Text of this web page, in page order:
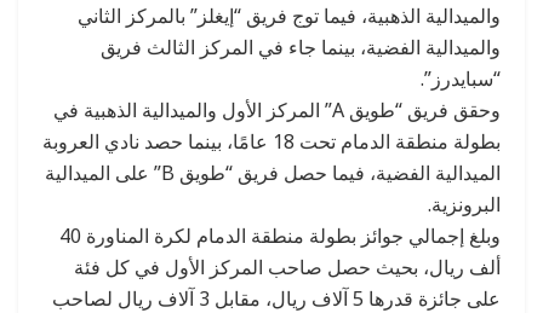
والميدالية الذهبية، فيما توج فريق “إيغلز” بالمركز الثاني
والميدالية الفضية، بينما جاء في المركز الثالث فريق
“سبايدرز”.
وحقق فريق “طويق A” المركز الأول والميدالية الذهبية في
بطولة منطقة الدمام تحت 18 عامًا، بينما حصد نادي العروبة
الميدالية الفضية، فيما حصل فريق “طويق B” على الميدالية
البرونزية.
وبلغ إجمالي جوائز بطولة منطقة الدمام لكرة المناورة 40
ألف ريال، بحيث حصل صاحب المركز الأول في كل فئة
على جائزة قدرها 5 آلاف ريال، مقابل 3 آلاف ريال لصاحب